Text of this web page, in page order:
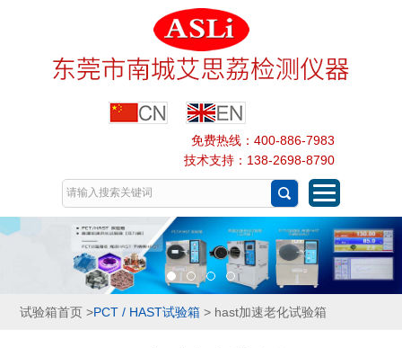
免费热线：400-886-7983
技术支持：138-2698-8790
试验箱首页>PCT / HAST试验箱> hast加速老化试验箱